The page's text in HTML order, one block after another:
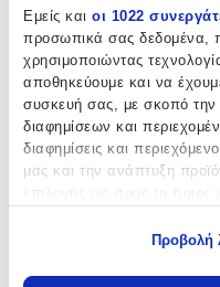
Εμείς και οι 1022
προσωπικά σας δεδομένα,
χρησιμοποιώντας
αποθηκεύουμε και να
συσκευή σας, με σκοπό την
διαφημίσεων και
διαφημίσεις και
μας και την ανάπτυξη
Προβολή
Κατασκευαστής:
BELMIL
Βασικά
Χρώμα:
Γαλάζιο
Φύλο: